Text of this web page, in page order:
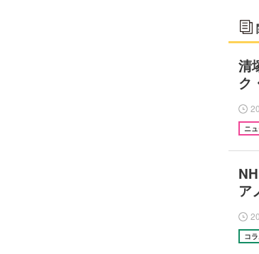
清
ク
ニ
ア
コ